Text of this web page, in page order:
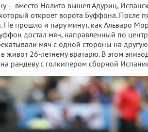
— вместо Нолито вышел Адуриц,
откроет ворота Буффона. После
прошло и пару минут, как Альваро
достал мяч, направленный по
мяч с одной стороны на
26-летнему вратарю. В этом
рандеву с голкипером сборной